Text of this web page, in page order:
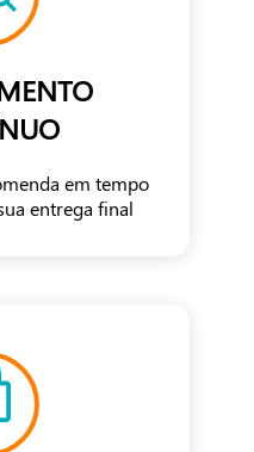
em tempo
entrega final